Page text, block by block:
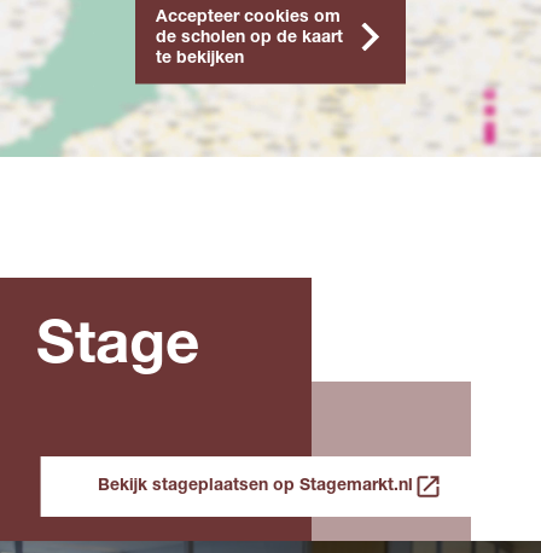
Accepteer cookies om
de scholen op de kaart
te bekijken
Stage
Bekijk stageplaatsen op Stagemarkt.nl